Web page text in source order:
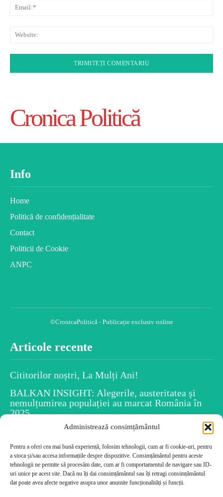
Administrează consimțământul
Pentru a oferi cea mai bună experiență, folosim tehnologii, cum ar fi cookie-uri, pentru
a stoca și/sau accesa informațiile despre dispozitive. Consimțământul pentru aceste
tehnologii ne permite să procesăm date, cum ar fi comportamentul de navigare sau ID-
uri unice pe acest site. Dacă nu îți dai consimțământul sau îți retragi consimțământul
dat poate avea afecte negative asupra unor anumite funcționalități și funcții.
Cronica Politică
Info
Home
Politică de confidențialitate
Contact
Politicii de Cookie
ANPC
©CronicaPolitică - Publicație exclusiv online
Articole recente
Cititorilor noștri, La Mulți Ani!
BALKAN INSIGHT: Alegerile, austeritatea și
nemulțumirea populației au marcat România în
2025
Spiritul Crăciunului este în fiecare dintre noi
Uiti numele persoanelor după ce le-ai întâlnit?
Psihologia dezvăluie caracteristicile tale!
Cele mai citite